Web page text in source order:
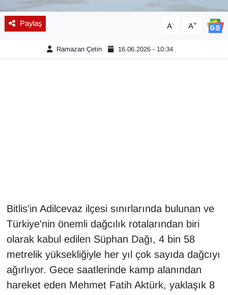
Paylaş A- A+
Ramazan Çetin 16.06.2026 - 10:34
Bitlis'in Adilcevaz ilçesi sınırlarında bulunan ve
Türkiye'nin önemli dağcılık rotalarından biri
olarak kabul edilen Süphan Dağı, 4 bin 58
metrelik yüksekliğiyle her yıl çok sayıda dağcıyı
ağırlıyor. Gece saatlerinde kamp alanından
hareket eden Mehmet Fatih Aktürk, yaklaşık 8
Eleman
En çok konuşulanlar
Kadın
Kamu Alımları